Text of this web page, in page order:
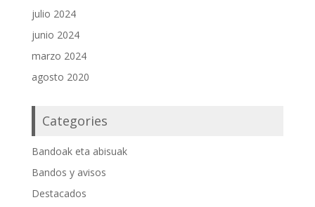
julio 2024
junio 2024
marzo 2024
agosto 2020
Categories
Bandoak eta abisuak
Bandos y avisos
Destacados